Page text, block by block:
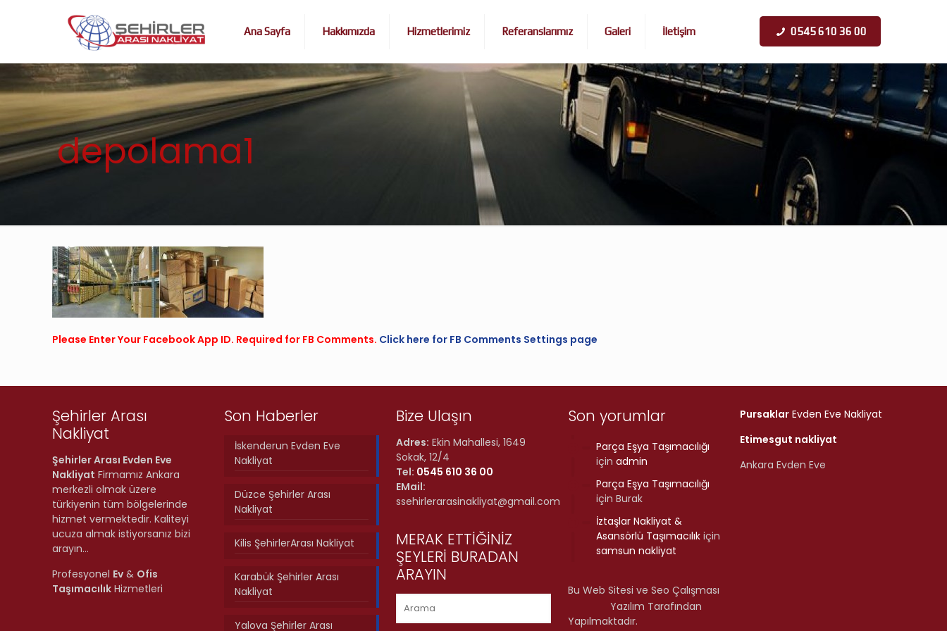
Ana Sayfa Hakkımızda Hizmetlerimiz Referanslarımız Galeri İletişim 0545 610 36 00
depolama1
Please Enter Your Facebook App ID. Required for FB Comments. Click here for FB Comments Settings page
Şehirler Arası
Nakliyat
Şehirler Arası Evden Eve
Nakliyat Firmamız Ankara
merkezli olmak üzere
türkiyenin tüm bölgelerinde
hizmet vermektedir. Kaliteyi
ucuza almak istiyorsanız bizi
arayın…
Profesyonel Ev & Ofis
Taşımacılık Hizmetleri
Son Haberler
İskenderun Evden Eve
Nakliyat
Düzce Şehirler Arası
Nakliyat
Kilis ŞehirlerArası Nakliyat
Karabük Şehirler Arası
Nakliyat
Yalova Şehirler Arası
Bize Ulaşın
Adres: Ekin Mahallesi, 1649
Sokak, 12/4
Tel: 0545 610 36 00
EMail:
ssehirlerarasinakliyat@gmail.com
MERAK ETTİĞİNİZ
ŞEYLERİ BURADAN
ARAYIN
Son yorumlar
Parça Eşya Taşımacılığı
içinadmin
Parça Eşya Taşımacılığı
içinBurak
İztaşlar Nakliyat &
Asansörlü Taşımacılık için
samsun nakliyat
Bu Web Sitesi ve Seo Çalışması
Yazılım Tarafından
Yapılmaktadır.
Pursaklar Evden Eve Nakliyat
Etimesgut nakliyat
Ankara Evden Eve